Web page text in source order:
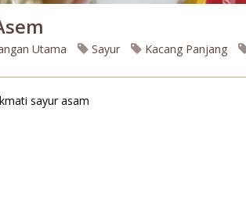
Utama Sayur Kacang Panjang
sayur asam